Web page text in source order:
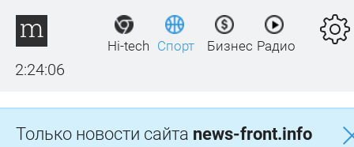
2:24:06
Hi-tech Спорт Бизнес Радио
Только новости сайта news-front.info